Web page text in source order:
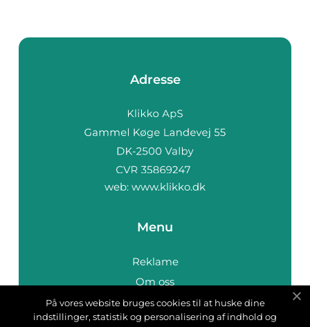
Adresse
web: www.klikko.dk
Menu
Reklame
Om oss
Cookies
Kontakt Oss
På vores website bruges cookies til at huske dine
indstillinger, statistik og personalisering af indhold og